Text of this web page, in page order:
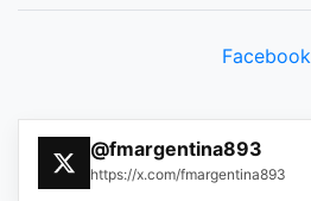
Facebook
@fmargentina893
https://x.com/fmargentina893